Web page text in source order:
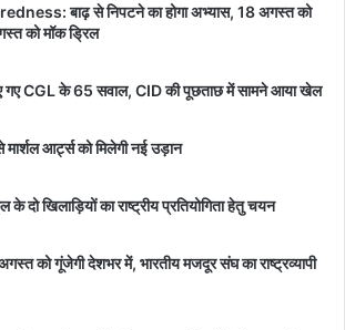
बाढ़ से निपटने का होगा अभ्यास, 18 अगस्त को
को मॉक ड्रिल
गए CGL के 65 सवाल, CID की पूछताछ में सामने आया खेल
आर्ट्स को मिलेगी नई उड़ान
के दो खिलाड़ियों का राष्ट्रीय प्रतियोगिता हेतु चयन
को गूंजेगी देशभर में, भारतीय मजदूर संघ का राष्ट्रव्यापी